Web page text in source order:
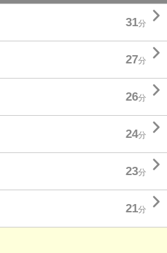
31分 
27分 
26分 
24分 
23分 
21分 